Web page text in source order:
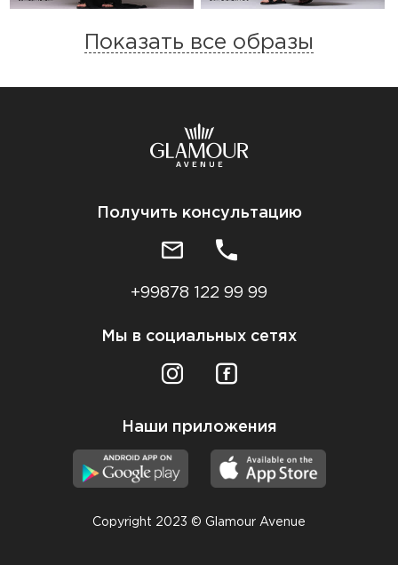
Показать все образы
Получить консультацию
+99878 122 99 99
Мы в социальных сетях
Наши приложения
Copyright 2023 © Glamour Avenue